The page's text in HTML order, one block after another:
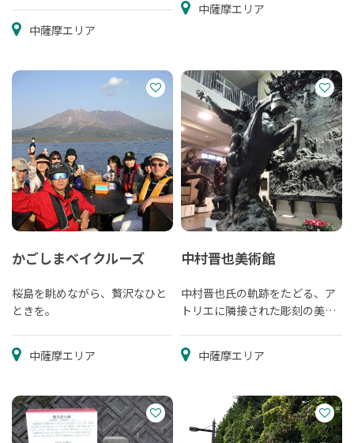
中薩摩エリア
中薩摩エリア
かごしまベイクルーズ
桜島を眺めながら、贅沢なひと
ときを。
中薩摩エリア
中村晋也美術館
中村晋也氏の軌跡をたどる、ア
トリエに隣接された彫刻の美術
中薩摩エリア